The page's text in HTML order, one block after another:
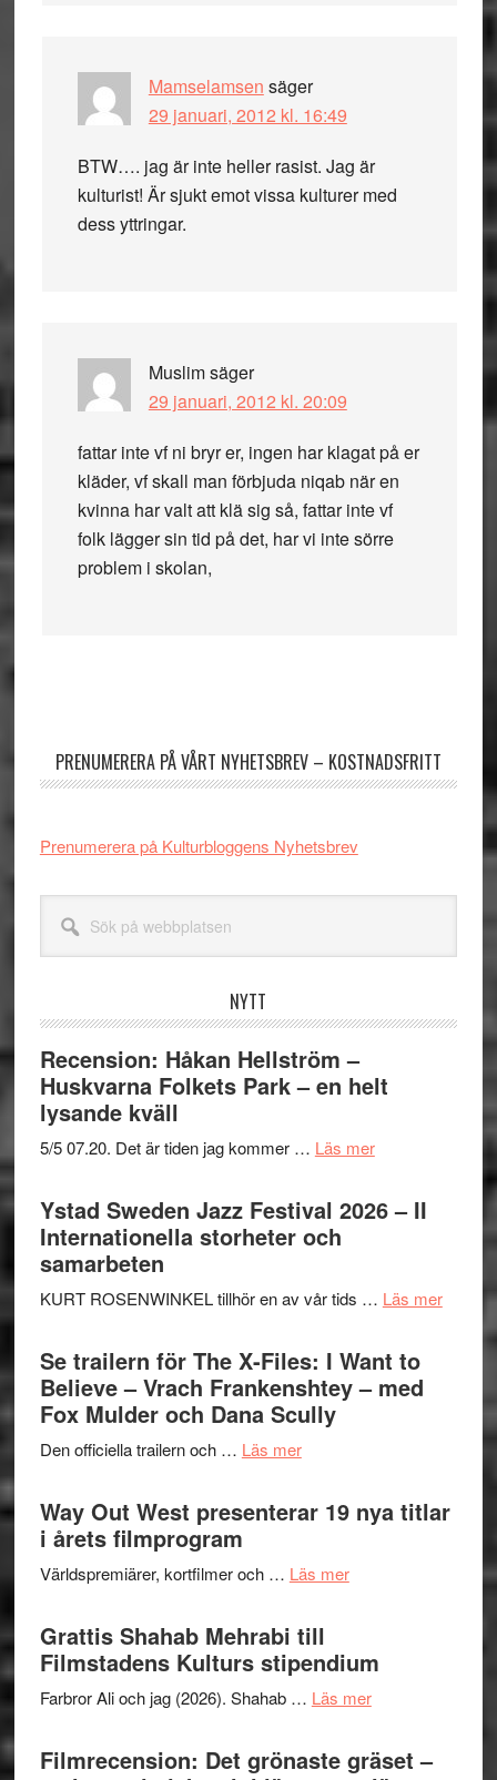
Mamselamsen säger
29 januari, 2012 kl. 16:49
BTW…. jag är inte heller rasist. Jag är
kulturist! Är sjukt emot vissa kulturer med
dess yttringar.
Muslimsäger
29 januari, 2012 kl. 20:09
fattar inte vf ni bryr er, ingen har klagat på er
kläder, vf skall man förbjuda niqab när en
kvinna har valt att klä sig så, fattar inte vf
folk lägger sin tid på det, har vi inte sörre
problem i skolan,
PRENUMERERA PÅ VÅRT NYHETSBREV – KOSTNADSFRITT
Prenumerera på Kulturbloggens Nyhetsbrev
webbplatsen
NYTT
Recension: Håkan Hellström –
Huskvarna Folkets Park – en helt
lysande kväll
5/5 07.20. Det är tiden jag kommer … Läs merom
Håkan
Hellström
Folkets
–
en
Ystad Sweden Jazz Festival 2026 – II
Internationella storheter och
samarbeten
KURT ROSENWINKEL tillhör en av vår tids … Läs merom
Se trailern för The X-Files: I Want to
Believe – Vrach Frankenshtey – med
Fox Mulder och Dana Scully
Den officiella trailern och … Läs merom
trailern
för
X-
I
Want
to
Believe
Vrach
Way Out West presenterar 19 nya titlar
i årets filmprogram
Världspremiärer, kortfilmer och … Läs merom
presenterar
19
titlar
Grattis Shahab Mehrabi till
Filmstadens Kulturs stipendium
Farbror Ali och jag (2026). Shahab … Läs merom
Shahab
Filmrecension: Det grönaste gräset –